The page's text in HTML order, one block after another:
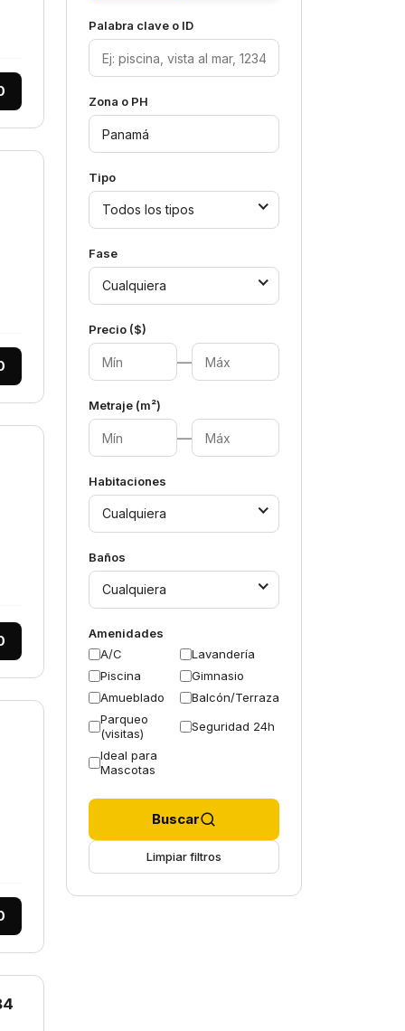
Palabra clave o ID
Zona o PH
Tipo
Todos los tipos
Fase
Cualquiera
Precio ($)
—
Metraje (m²)
—
Habitaciones
Cualquiera
Baños
Cualquiera
Amenidades
A/C
Lavandería
Piscina
Gimnasio
Amueblado
Balcón/Terraza
Parqueo
(visitas)
Seguridad 24h
Ideal para
Mascotas
Buscar
Limpiar filtros